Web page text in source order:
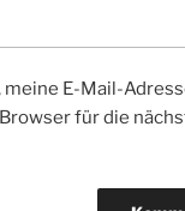
meine E-Mail-
für die